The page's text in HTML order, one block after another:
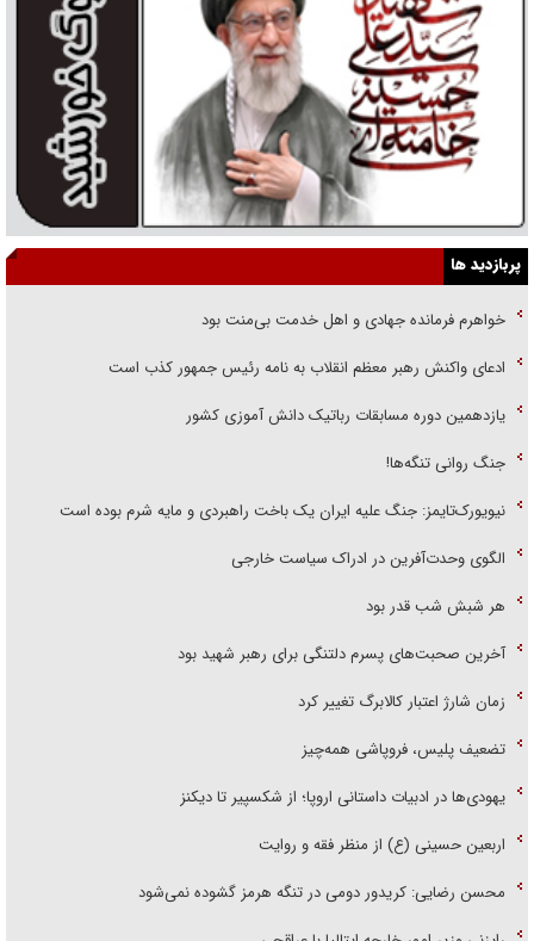
پربازدید ها
خواهرم فرمانده جهادی و اهل خدمت بی‌منت بود
ادعای واکنش رهبر معظم انقلاب به نامه رئیس جمهور کذب است
یازدهمین دوره مسابقات رباتیک دانش آموزی کشور
جنگ روانی تنگه‌ها!
نیویورک‌تایمز: جنگ علیه ایران یک باخت راهبردی و مایه شرم بوده است
الگوی وحدت‌آفرین در ادراک سیاست خارجی
هر شبش شب قدر بود
آخرین صحبت‌های پسرم دلتنگی برای رهبر شهید بود
زمان شارژ اعتبار کالابرگ تغییر کرد
تضعیف پلیس، فروپاشی همه‌چیز
یهودی‌ها در ادبیات داستانی اروپا؛ از شکسپیر تا دیکنز
اربعین حسینی (ع) از منظر فقه و روایت
محسن رضایی: کریدور دومی در تنگه هرمز گشوده نمی‌شود